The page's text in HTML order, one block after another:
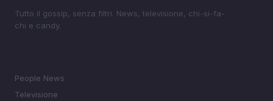
Tutto il gossip, senza filtri. News, televisione, chi-si-fa-
chi e candy.
People News
Televisione